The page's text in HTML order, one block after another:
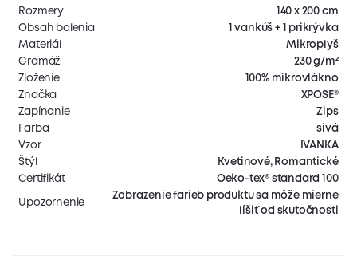
Rozmery
140 x 200 cm
Obsah balenia
1 vankúš + 1 prikrývka
Materiál
Mikroplyš
Gramáž
230 g/m²
Zloženie
100% mikrovlákno
Značka
XPOSE®
Zapínanie
Zips
Farba
sivá
Vzor
IVANKA
Štýl
Kvetinové, Romantické
Certifikát
Oeko-tex® standard 100
Upozornenie
Zobrazenie farieb produktu sa môže mierne
líšiť od skutočnosti